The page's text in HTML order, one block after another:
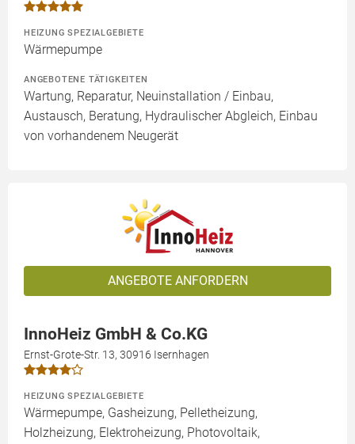
HEIZUNG SPEZIALGEBIETE
Wärmepumpe
ANGEBOTENE TÄTIGKEITEN
Wartung, Reparatur, Neuinstallation / Einbau,
Austausch, Beratung, Hydraulischer Abgleich, Einbau
von vorhandenem Neugerät
ANGEBOTE ANFORDERN
InnoHeiz GmbH & Co.KG
Ernst-Grote-Str. 13, 30916 Isernhagen
HEIZUNG SPEZIALGEBIETE
Wärmepumpe, Gasheizung, Pelletheizung,
Holzheizung, Elektroheizung, Photovoltaik,